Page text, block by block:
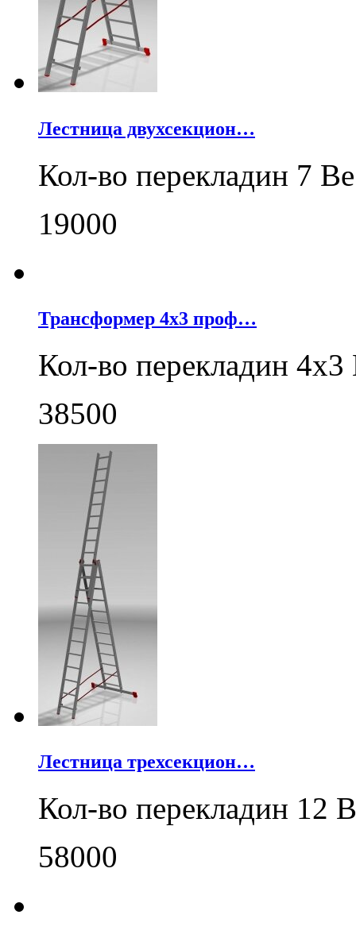
Лестница двухсекцион…
Кол-во перекладин 7
19000
Трансформер 4х3 проф…
Кол-во перекладин
38500
Лестница трехсекцион…
Кол-во перекладин 12
58000